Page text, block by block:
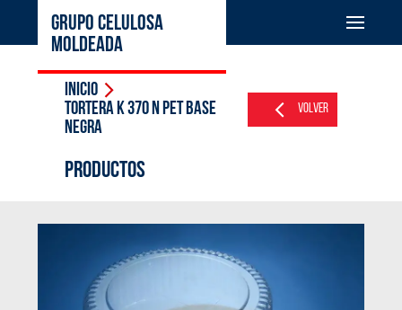
GRUPO CELULOSA
MOLDEADA
Inicio
Tortera K 370 N PET Base
Negra
Volver
PRODUCTOS